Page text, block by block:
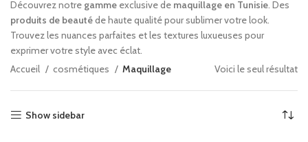
Découvrez notre gamme exclusive de maquillage en Tunisie. Des
produits de beautéde haute qualité pour sublimer votre look.
Trouvez les nuances parfaites et les textures luxueuses pour
exprimer votre style avec éclat.
Accueil
cosmétiques Maquillage Voici le seul résultat
Show sidebar